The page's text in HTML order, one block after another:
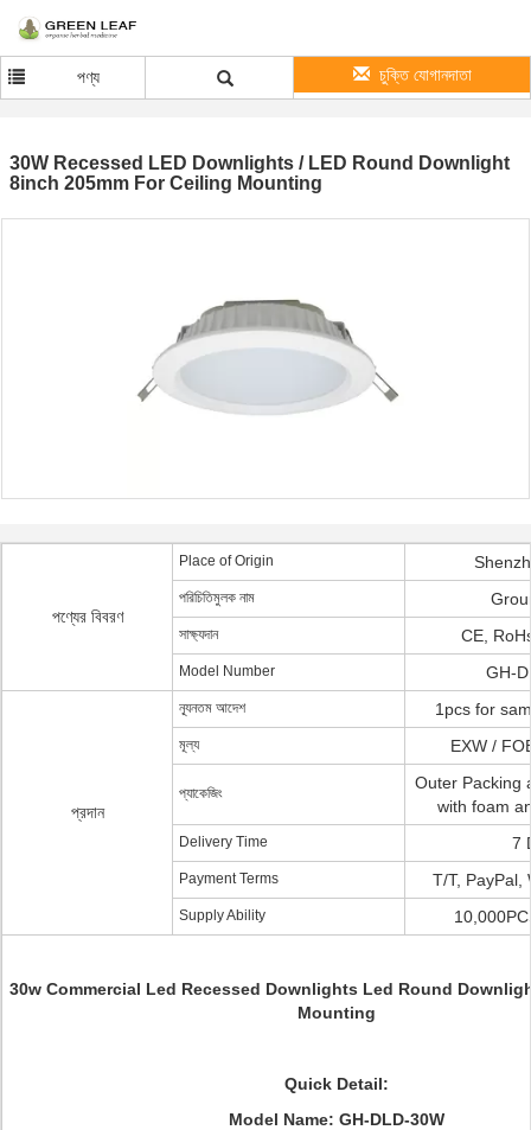
পণ্য চুক্তি যোগানদাতা
30W Recessed LED Downlights / LED Round Downlight
8inch 205mm For Ceiling Mounting
পণ্যের বিবরণ
Place of Origin
পরিচিতিমুলক নাম
সাক্ষ্যদান CE,
Model Number GH-
প্রদান
ন্যূনতম আদেশ 1pcs for
মূল্য EXW /
প্যাকেজিং
Outer Packing
with foam
Delivery Time 7
Payment Terms T/T, PayPal,
Supply Ability
30w Commercial Led Recessed Downlights Led Round
Mounting
Quick Detail:
Model Name: GH-DLD-30W